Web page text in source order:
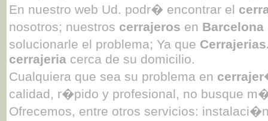
En nuestro web Ud. podr� encontrar el
nosotros; nuestros cerrajeros en Barcelona
solucionarle el problema; Ya que
cerrajeria cerca de su domicilio.
Cualquiera que sea su problema en
calidad, r�pido y profesional, no busque
Ofrecemos, entre otros servicios: